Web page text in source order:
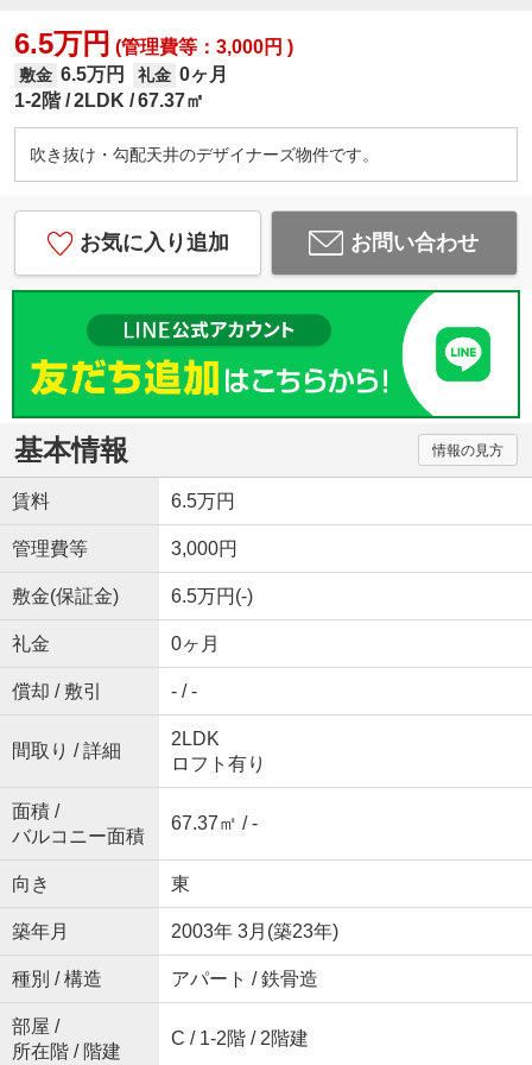
6.5万円 (管理費等：3,000円 )
敷金 6.5万円 礼金 0ヶ月
1-2階 2LDK 67.37㎡
吹き抜け・勾配天井のデザイナーズ物件です。
お気に入り追加 お問い合わせ
基本情報 情報の見方
賃料 6.5万円
管理費等 3,000円
敷金(保証金) 6.5万円(-)
礼金 0ヶ月
償却 / 敷引 - / -
間取り / 詳細
2LDK
ロフト有り
面積 /
バルコニー面積
67.37㎡ / -
向き 東
築年月 2003年 3月(築23年)
種別 / 構造 アパート / 鉄骨造
部屋 /
所在階 / 階建
C / 1-2階 / 2階建